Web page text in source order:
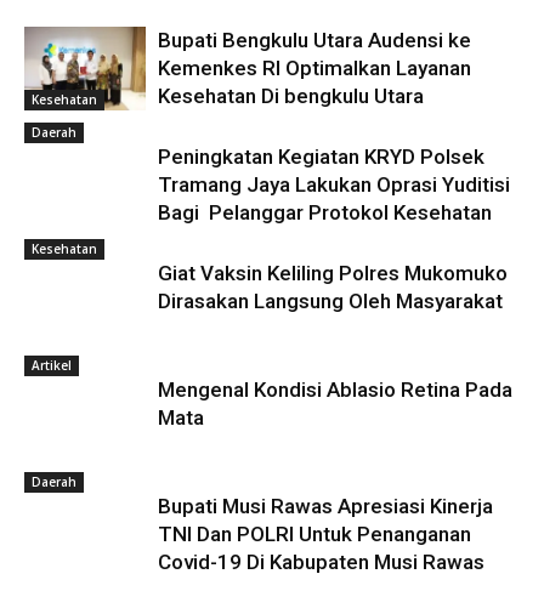
Kesehatan
Bupati Bengkulu Utara Audensi ke
Kemenkes RI Optimalkan Layanan
Kesehatan Di bengkulu Utara
Daerah
Peningkatan Kegiatan KRYD Polsek
Tramang Jaya Lakukan Oprasi Yuditisi
Bagi Pelanggar Protokol Kesehatan
Kesehatan
Giat Vaksin Keliling Polres Mukomuko
Dirasakan Langsung Oleh Masyarakat
Artikel
Mengenal Kondisi Ablasio Retina Pada
Mata
Daerah
Bupati Musi Rawas Apresiasi Kinerja
TNI Dan POLRI Untuk Penanganan
Covid-19 Di Kabupaten Musi Rawas